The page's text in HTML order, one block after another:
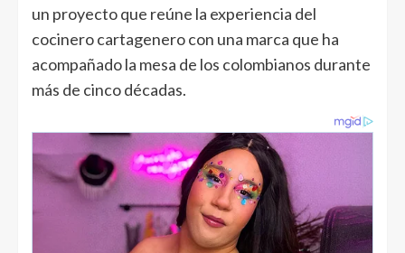
un proyecto que reúne la experiencia del
cocinero cartagenero con una marca que ha
acompañado la mesa de los colombianos durante
más de cinco décadas.